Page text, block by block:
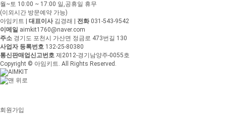
월~토 10:00 ~ 17:00 일,공휴일 휴무
(이외시간 방문예약 가능)
아임키트
대표이사김경래 전화031-543-9542
이메일 aimkit1760@naver.com
주소 경기도 포천시 가산면 정금로 473번길 130
사업자 등록번호 132-25-80380
통신판매업신고번호 제2012-경기남양주-0055호
Copyright © 아임키트. All Rights Reserved.
회원가입